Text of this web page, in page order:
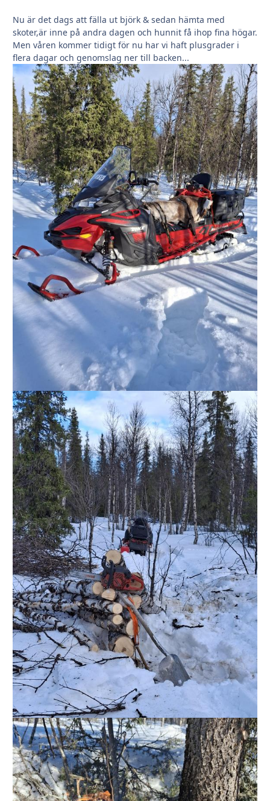
Nu är det dags att fälla ut björk & sedan hämta med
skoter,är inne på andra dagen och hunnit få ihop fina högar.
Men våren kommer tidigt för nu har vi haft plusgrader i
flera dagar och genomslag ner till backen...